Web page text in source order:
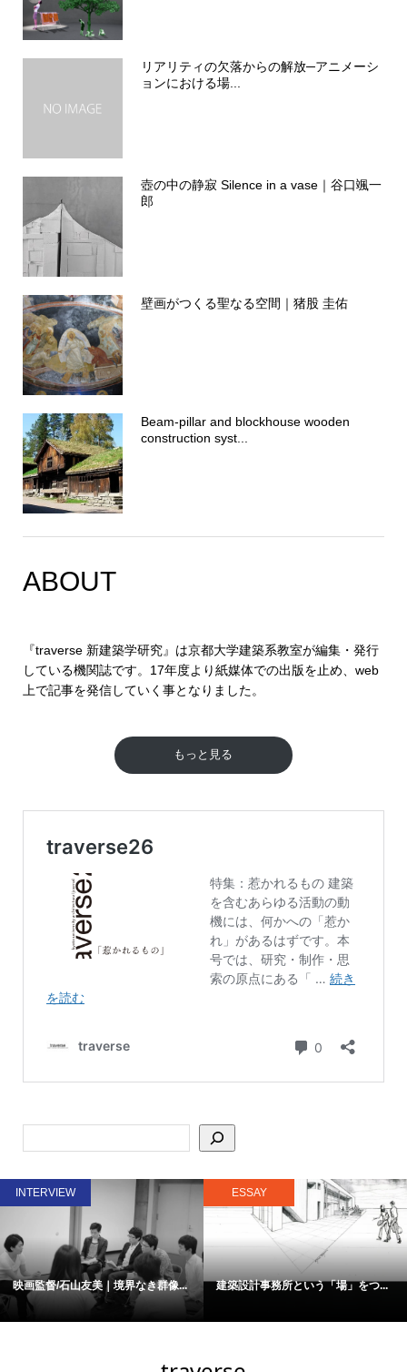
リアリティの欠落からの解放─アニメーシ
ョンにおける場...
壺の中の静寂 Silence in a vase｜谷口颯一
郎
壁画がつくる聖なる空間｜猪股 圭佑
Beam-pillar and blockhouse wooden
construction syst...
ABOUT
『traverse 新建築学研究』は京都大学建築系教室が編集・発行
している機関誌です。17年度より紙媒体での出版を止め、web
上で記事を発信していく事となりました。
もっと見る
INTERVIEW
映画監督/石山友美｜境界なき群像...
ESSAY
建築設計事務所という「場」をつ...